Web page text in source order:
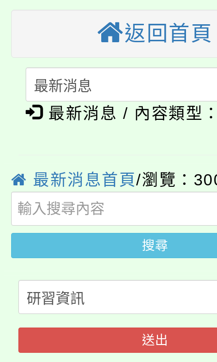
《TA101》溝通分析基
程，歡迎學生輔導中心
心理、諮商輔導、社會
系所師生報名參加。
轉知苗栗縣政府辦理
縣市「校園短影音徵
門員」簡章及活動海報
踴躍報名參加。
桃園市115學年度學生
要點
「桃園市補助參觀特色
展演活動實施計畫」
115年度「教育部表揚
義教育推展貢獻獎」
公告本校115學年度第
生本土語及新住民語歌
公告本校115學年度第
代理(課)教師甄選結果(
公告本校115學年度第
代理(課)教師甄選結果(
轉知中國文化大學推廣
《TA101》溝通分析基
程，歡迎學生輔導中心
心理、諮商輔導、社會
系所師生報名參加。
轉知苗栗縣政府辦理
縣市「校園短影音徵選
門員」簡章及活動海報
踴躍報名參加。
桃園市115學年度學生
要點
「桃園市補助參觀特色
展演活動實施計畫」
115年度「教育部表揚
義教育推展貢獻獎」
返回首頁
最新消息 / 內容類型
最新消息首頁/瀏覽：
搜尋
送出